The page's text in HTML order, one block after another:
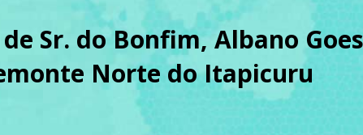
Equipe
Programação
Sr. do Bonfim, Albano
Norte do Itapicuru